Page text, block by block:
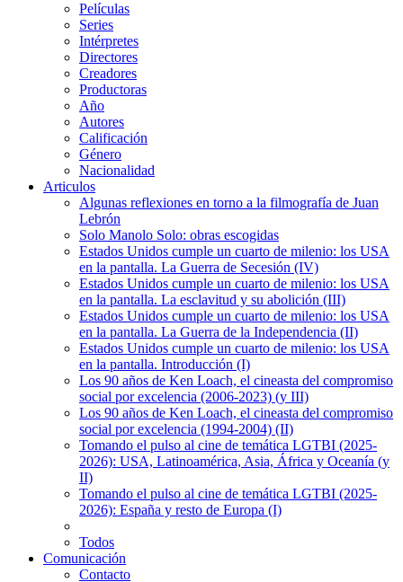
Películas
Series
Intérpretes
Directores
Creadores
Productoras
Año
Autores
Calificación
Género
Nacionalidad
Articulos
Algunas reflexiones en torno a la filmografía de Juan
Lebrón
Solo Manolo Solo: obras escogidas
Estados Unidos cumple un cuarto de milenio: los USA
en la pantalla. La Guerra de Secesión (IV)
Estados Unidos cumple un cuarto de milenio: los USA
en la pantalla. La esclavitud y su abolición (III)
Estados Unidos cumple un cuarto de milenio: los USA
en la pantalla. La Guerra de la Independencia (II)
Estados Unidos cumple un cuarto de milenio: los USA
en la pantalla. Introducción (I)
Los 90 años de Ken Loach, el cineasta del compromiso
social por excelencia (2006-2023) (y III)
Los 90 años de Ken Loach, el cineasta del compromiso
social por excelencia (1994-2004) (II)
Tomando el pulso al cine de temática LGTBI (2025-
2026): USA, Latinoamérica, Asia, África y Oceanía (y
II)
Tomando el pulso al cine de temática LGTBI (2025-
2026): España y resto de Europa (I)
Todos
Comunicación
Contacto